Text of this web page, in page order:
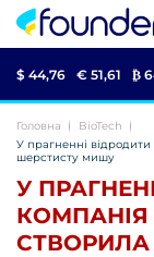
$ 44,76 € 51,61 ₿
Головна
BioTech
У прагненні
шерстисту мишу
У
КОМПАНІЯ